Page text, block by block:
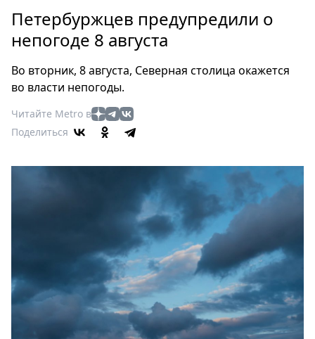
Россия
Мир
Еда
Туризм
Мода
Театр
релизы
Metro
Стримы
Спецпроекты
Петербуржцев предупредили о
непогоде 8 августа
Во вторник, 8 августа, Северная столица окажется
во власти непогоды.
Читайте Metro в
Поделиться